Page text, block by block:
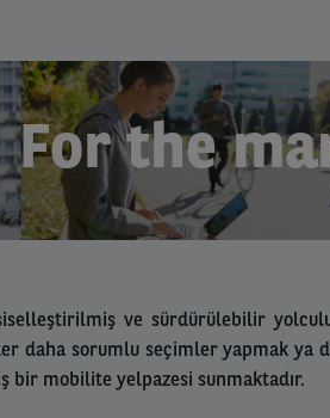
For the
ve sürdürülebilir
daha sorumlu seçimler yapmak ya
bir mobilite yelpazesi sunmaktadır.